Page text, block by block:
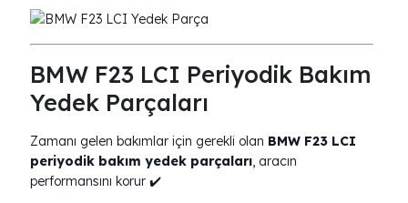
BMW F23 LCI Periyodik Bakım
Yedek Parçaları
Zamanı gelen bakımlar için gerekli olan BMW F23 LCI
periyodik bakım yedek parçaları, aracın
performansını korur ✔️